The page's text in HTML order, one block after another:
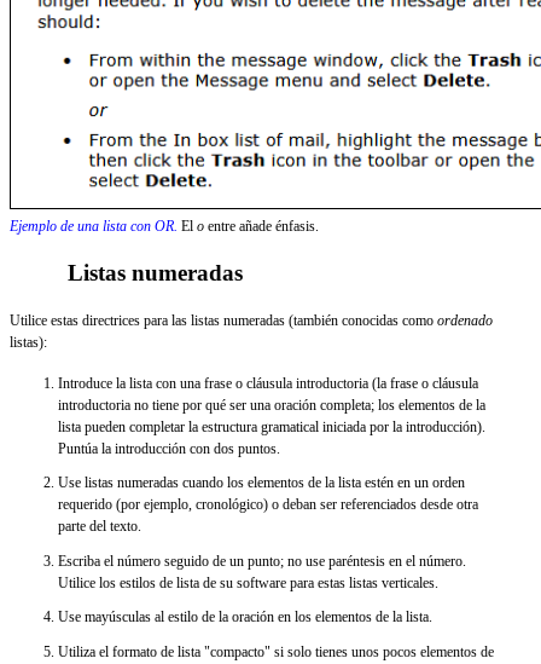
Ejemplo de una lista con OR. El o entre añade énfasis.
Listas numeradas
Utilice estas directrices para las listas numeradas (también conocidas como ordenado
listas):
Introduce la lista con una frase o cláusula introductoria (la frase o cláusula
introductoria no tiene por qué ser una oración completa; los elementos de la
lista pueden completar la estructura gramatical iniciada por la introducción).
Puntúa la introducción con dos puntos.
Use listas numeradas cuando los elementos de la lista estén en un orden
requerido (por ejemplo, cronológico) o deban ser referenciados desde otra
parte del texto.
Escriba el número seguido de un punto; no use paréntesis en el número.
Utilice los estilos de lista de su software para estas listas verticales.
Use mayúsculas al estilo de la oración en los elementos de la lista.
Utiliza el formato de lista "compacto" si solo tienes unos pocos elementos de